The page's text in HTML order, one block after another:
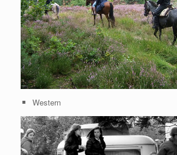
Western